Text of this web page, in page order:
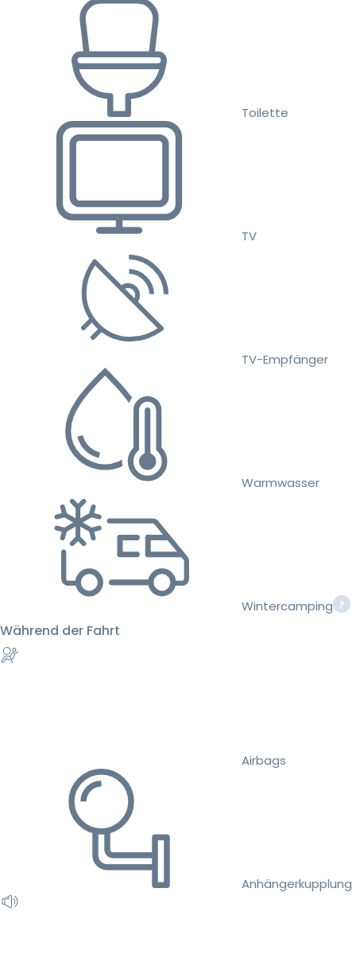
Toilette
TV
TV-Empfänger
Warmwasser
Wintercamping
Während der Fahrt
Airbags
Anhängerkupplung